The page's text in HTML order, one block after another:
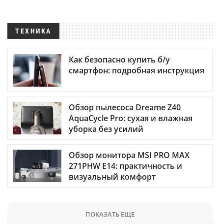
ТЕХНИКА
Как безопасно купить б/у
смартфон: подробная инструкция
Обзор пылесоса Dreame Z40
AquaCycle Pro: сухая и влажная
уборка без усилий
Обзор монитора MSI PRO MAX
271PHW E14: практичность и
визуальный комфорт
ПОКАЗАТЬ ЕЩЕ